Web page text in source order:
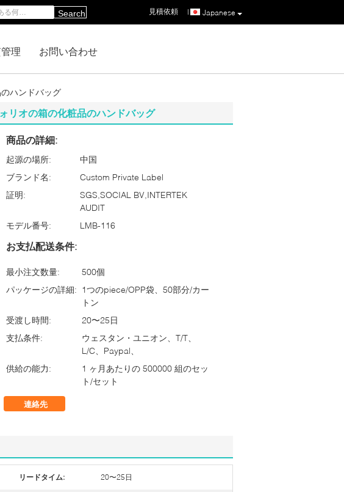
Japanese
見積依頼 |
Search
理 お問い合わせ
ハンドバッグ
リオの箱の化粧品のハンドバッグ
商品の詳細:
起源の場所:
中国
ブランド名:
Custom Private Label
証明:
SGS,SOCIAL BV,INTERTEK
AUDIT
モデル番号:
LMB-116
お支払配送条件:
最小注文数量:
500個
パッケージの詳細: 1つのpiece/OPP袋、50部分/カー
トン
受渡し時間:
20〜25日
支払条件:
ウェスタン・ユニオン、T/T、
L/C、Paypal、
供給の能力:
1 ヶ月あたりの 500000 組のセッ
ト/セット
連絡先
リードタイム: 20〜25日